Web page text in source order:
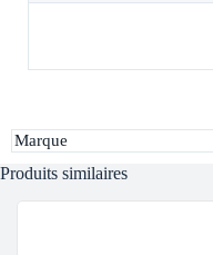
Marque
Produits similaires